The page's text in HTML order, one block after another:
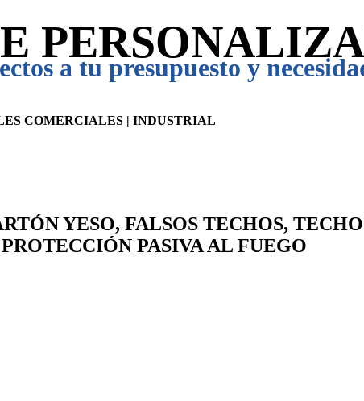
a tu presupuesto y
COMERCIALES | INDUSTRIAL
YESO, FALSOS TECHOS,
PASIVA AL FUEGO